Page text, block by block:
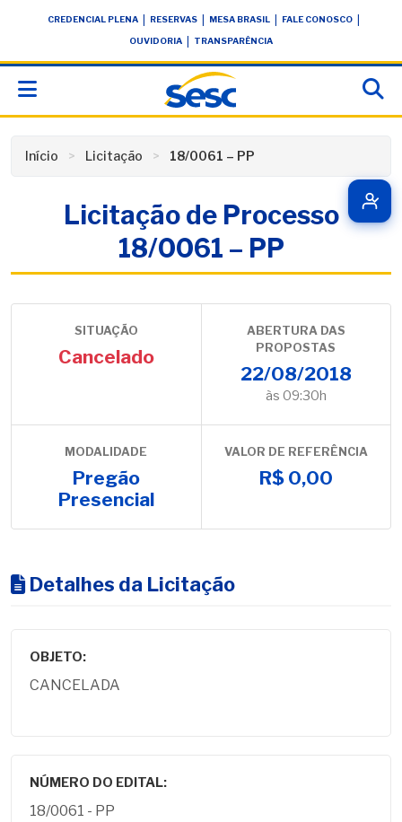
conteúdoCREDENCIAL PLENA RESERVAS MESA BRASIL FALE CONOSCO
OUVIDORIA TRANSPARÊNCIA
Início Licitação 18/0061 – PP
Licitação de Processo
18/0061 – PP
SITUAÇÃO
Cancelado
ABERTURA DAS
PROPOSTAS
22/08/2018
às 09:30h
MODALIDADE
Pregão
Presencial
VALOR DE REFERÊNCIA
R$ 0,00
Detalhes da Licitação
OBJETO:
CANCELADA
NÚMERO DO EDITAL:
18/0061 - PP